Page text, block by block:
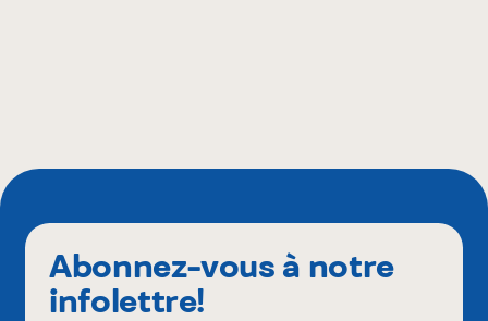
Abonnez-vous à notre
infolettre!